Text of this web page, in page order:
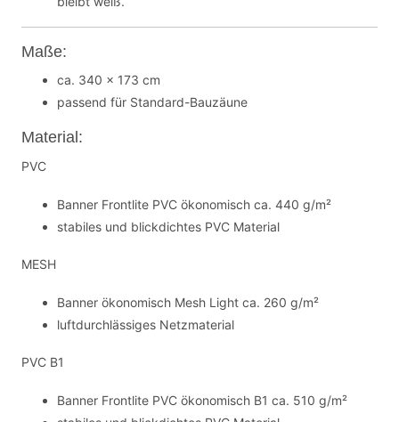
Maße:
ca. 340 x 173 cm
passend für Standard-Bauzäune
Material:
PVC
Banner Frontlite PVC ökonomisch ca. 440 g/m²
stabiles und blickdichtes PVC Material
MESH
Banner ökonomisch Mesh Light ca. 260 g/m²
luftdurchlässiges Netzmaterial
PVC B1
Banner Frontlite PVC ökonomisch B1 ca. 510 g/m²